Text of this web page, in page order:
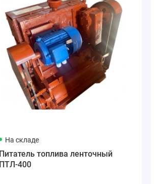
На складе
Питатель топлива ленточный
ПТЛ-400